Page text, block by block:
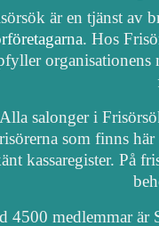
är en tjänst av
. Hos
organisationens
Alla salonger i
som finns
kassaregister. På
4500 medlemmar är